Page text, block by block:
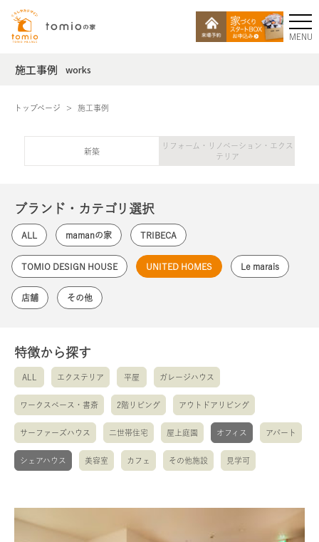
MENU
施工事例 works
トップページ 施工事例
新築
リフォーム・リノベーション・エクス
テリア
ブランド・カテゴリ選択
ALL mamanの家 TRIBECA
TOMIO DESIGN HOUSE UNITED HOMES Le marais
店舗 その他
特徴から探す
ALL エクステリア 平屋 ガレージハウス
ワークスペース・書斎 2階リビング アウトドアリビング
サーファーズハウス 二世帯住宅 屋上庭園 オフィス アパート
シェアハウス 美容室 カフェ その他施設 見学可